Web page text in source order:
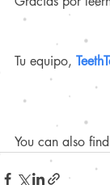
Tu equipo,
You can also